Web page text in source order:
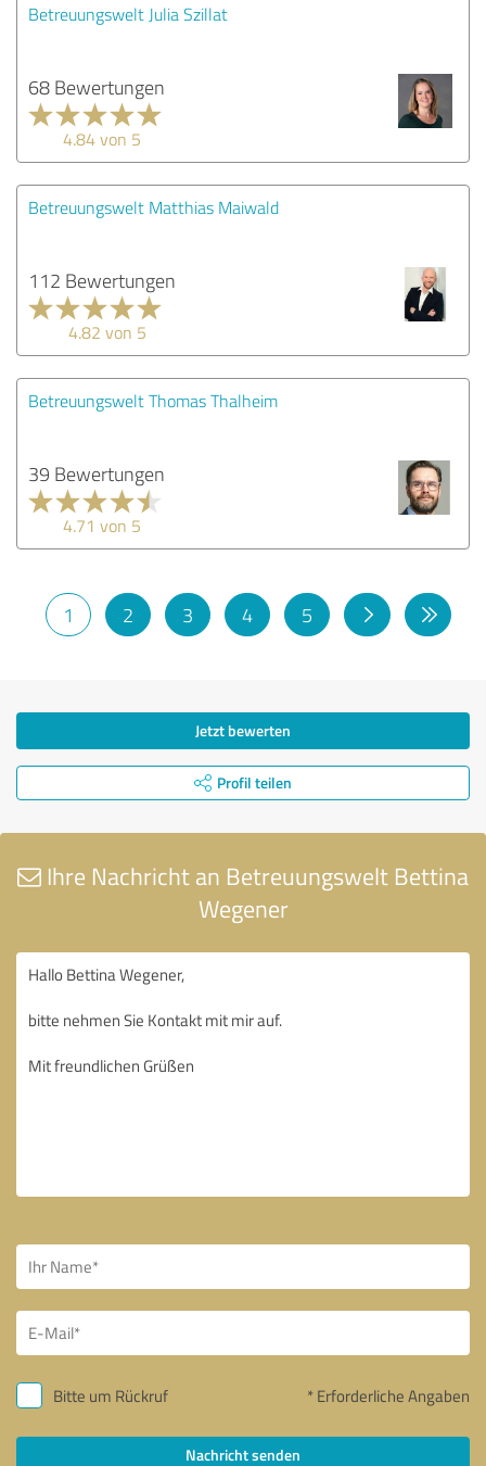
Betreuungswelt Julia Szillat
68 Bewertungen
4.84 von 5
Betreuungswelt Matthias Maiwald
112 Bewertungen
4.82 von 5
Betreuungswelt Thomas Thalheim
39 Bewertungen
4.71 von 5
1 2 3 4 5
Jetzt bewerten
Profil teilen
Ihre Nachricht an Betreuungswelt Bettina
Wegener
Bitte um Rückruf * Erforderliche Angaben
Nachricht senden